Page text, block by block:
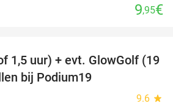
9,95€
36%
1,5 uur) + evt. GlowGolf (19
bij Podium19
9.6 star